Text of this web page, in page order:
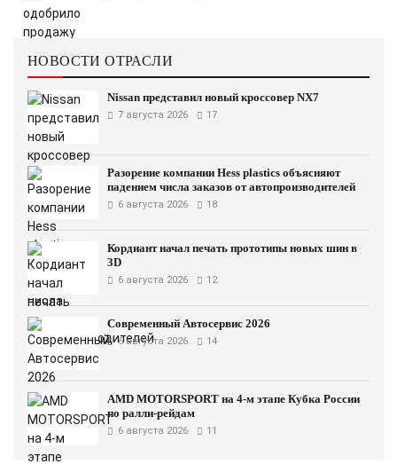
НОВОСТИ ОТРАСЛИ
Nissan представил новый кроссовер NX7
7 августа 2026 17
Разорение компании Hess plastics объясняют
падением числа заказов от автопроизводителей
6 августа 2026 18
Кордиант начал печать прототипы новых шин в
3D
6 августа 2026 12
Современный Автосервис 2026
6 августа 2026 14
AMD MOTORSPORT на 4-м этапе Кубка России
по ралли-рейдам
6 августа 2026 11